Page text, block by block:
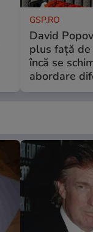
GSP.RO
David
plus față de
încă se
abordare